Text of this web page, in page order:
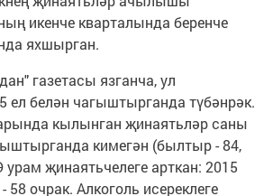
икенче кварталында беренче
яхшырган.
газетасы язганча, ул
ел белән чагыштырганда түбәнрәк.
кылынган җинаятьләр саны
кимегән (былтыр - 84,
урам җинаятьчелеге арткан: 2015
очрак. Алкоголь исереклеге